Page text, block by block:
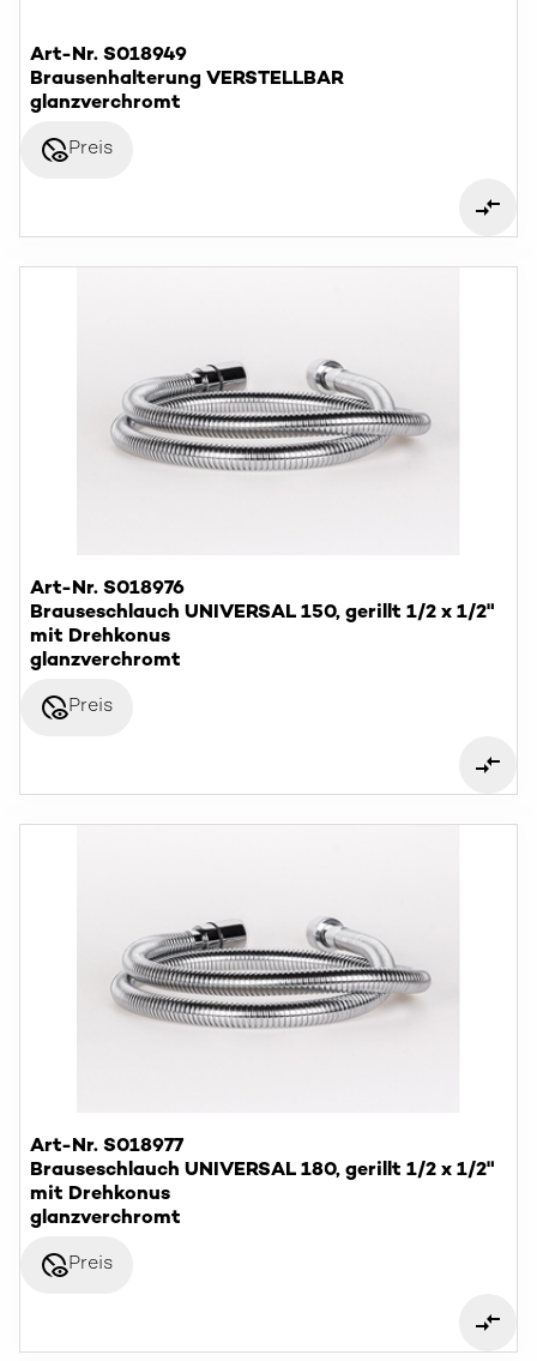
Art-Nr. S018949
Brausenhalterung VERSTELLBAR
glanzverchromt
disabled_visiblePreis
Art-Nr. S018976
Brauseschlauch UNIVERSAL 150, gerillt 1/2 x 1/2"
mit Drehkonus
glanzverchromt
disabled_visiblePreis
Art-Nr. S018977
Brauseschlauch UNIVERSAL 180, gerillt 1/2 x 1/2"
mit Drehkonus
glanzverchromt
disabled_visiblePreis